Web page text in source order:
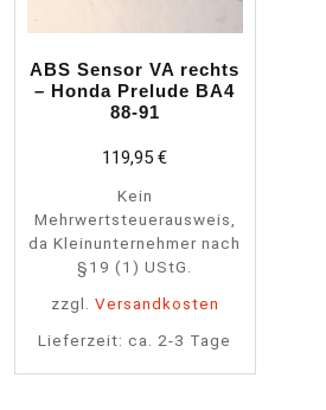
ABS Sensor VA rechts
– Honda Prelude BA4
88-91
119,95€
Kein
Mehrwertsteuerausweis,
da Kleinunternehmer nach
§19 (1) UStG.
zzgl. Versandkosten
Lieferzeit:ca. 2-3 Tage